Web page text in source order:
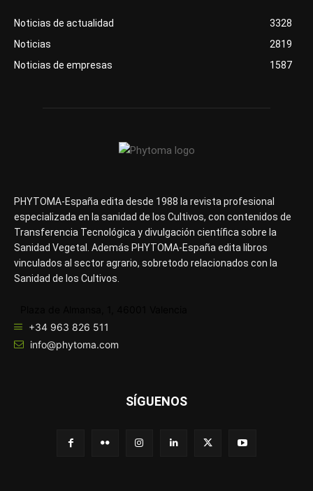
Noticias de actualidad
3328
Noticias
2819
Noticias de empresas
1587
PHYTOMA-España edita desde 1988 la revista profesional
especializada en la sanidad de los Cultivos, con contenidos de
Transferencia Tecnológica y divulgación científica sobre la
Sanidad Vegetal. Además PHYTOMA-España edita libros
vinculados al sector agrario, sobretodo relacionados con la
Sanidad de los Cultivos.
+34 963 826 511
info@phytoma.com
SÍGUENOS